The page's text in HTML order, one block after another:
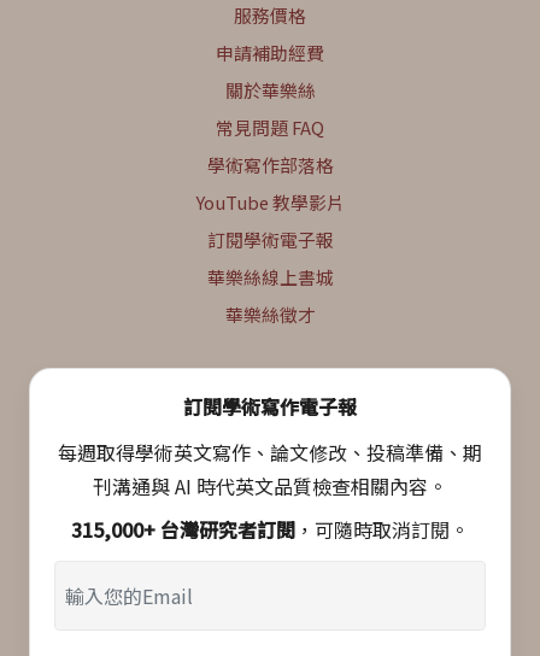
服務價格
申請補助經費
關於華樂絲
常見問題 FAQ
學術寫作部落格
YouTube 教學影片
訂閱學術電子報
華樂絲線上書城
華樂絲徵才
訂閱學術寫作電子報
每週取得學術英文寫作、論文修改、投稿準備、期
刊溝通與 AI 時代英文品質檢查相關內容。
315,000+ 台灣研究者訂閱 ，可隨時取消訂閱。